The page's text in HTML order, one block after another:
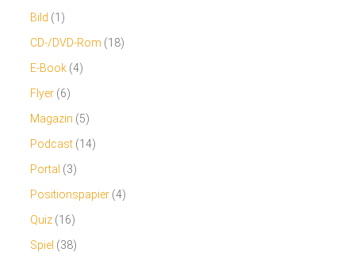
Bild (1)
CD-/DVD-Rom (18)
E-Book (4)
Flyer (6)
Magazin (5)
Podcast (14)
Portal (3)
Positionspapier (4)
Quiz (16)
Spiel (38)